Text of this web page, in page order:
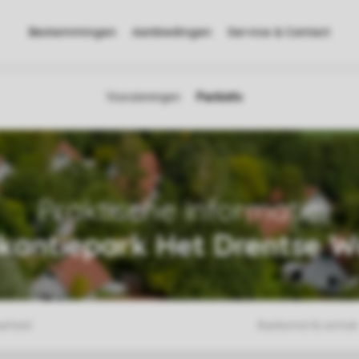
Bestemmingen Aanbiedingen Service & Contact